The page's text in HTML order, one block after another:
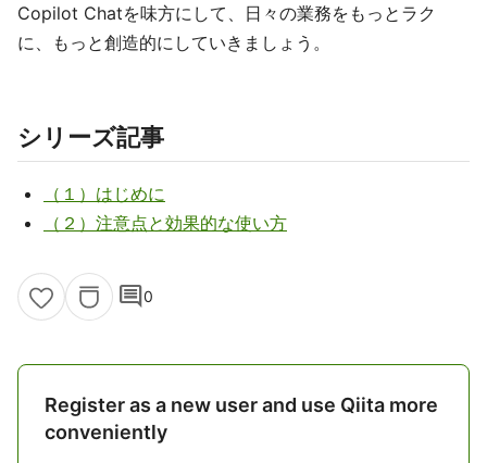
Copilot Chatを味方にして、日々の業務をもっとラク
に、もっと創造的にしていきましょう。
シリーズ記事
（１）はじめに
（２）注意点と効果的な使い方
comment0
Register as a new user and use Qiita more
conveniently